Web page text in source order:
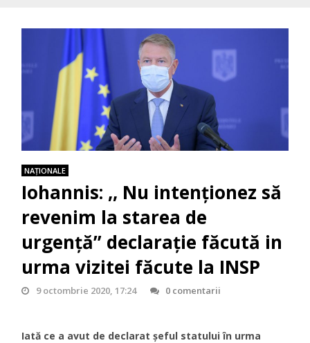
NAŢIONALE
Iohannis: ,, Nu intenționez să
revenim la starea de
urgență” declarație făcută in
urma vizitei făcute la INSP
9 octombrie 2020, 17:24 0 comentarii
Iată ce a avut de declarat șeful statului în urma